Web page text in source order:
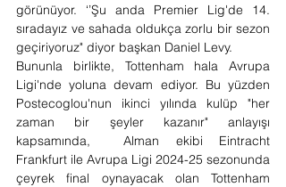
görünüyor. ‘’Şu anda Premier Lig'de 14.
sıradayız ve sahada oldukça zorlu bir sezon
geçiriyoruz" diyor başkan Daniel Levy.
Bununla birlikte, Tottenham hala Avrupa
Ligi'nde yoluna devam ediyor. Bu yüzden
Postecoglou'nun ikinci yılında kulüp "her
zaman bir şeyler kazanır" anlayışı
kapsamında,  Alman ekibi Eintracht
Frankfurt ile Avrupa Ligi 2024-25 sezonunda
çeyrek final oynayacak olan Tottenham